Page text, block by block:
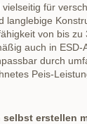
vielseitig für
langlebige
von bis zu
auch in
durch
Peis-
erstellen